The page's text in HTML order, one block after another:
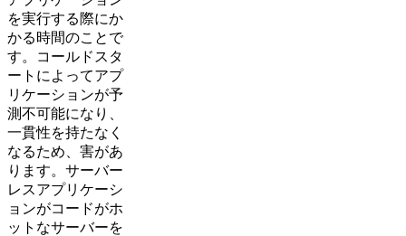
を実行する際にか
かる時間のことで
す。コールドスタ
ートによってアプ
リケーションが予
測不可能になり、
一貫性を持たなく
なるため、害があ
ります。サーバー
レスアプリケーシ
ョンがコードがホ
ットなサーバーを